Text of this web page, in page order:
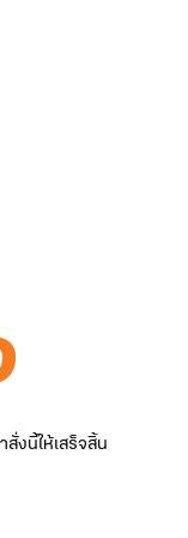
งนี้ให้เสร็จสิ้น